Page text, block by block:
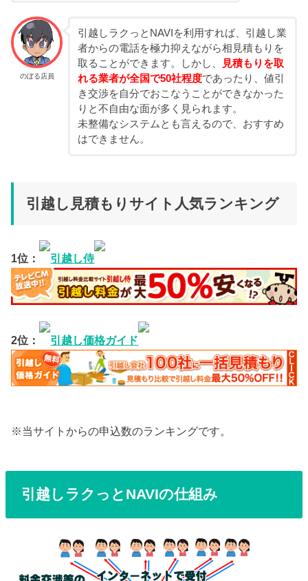
のぼる店員
引越しラクっとNAVIを利用すれば、引越し業
者からの電話を極力抑えながら相見積もりを
取ることができます。しかし、
見積もりを取
れる業者が全国で50社程度であったり、値引
き交渉を自分でおこなうことができなかった
りと不自由な面が多く見られます。
未整備なシステムとも言えるので、おすすめ
はできません。
引越し見積もりサイト人気ランキング
1位： 引越し侍
2位： 引越し価格ガイド
※当サイトからの申込数のランキングです。
引越しラクっとNAVIの仕組み